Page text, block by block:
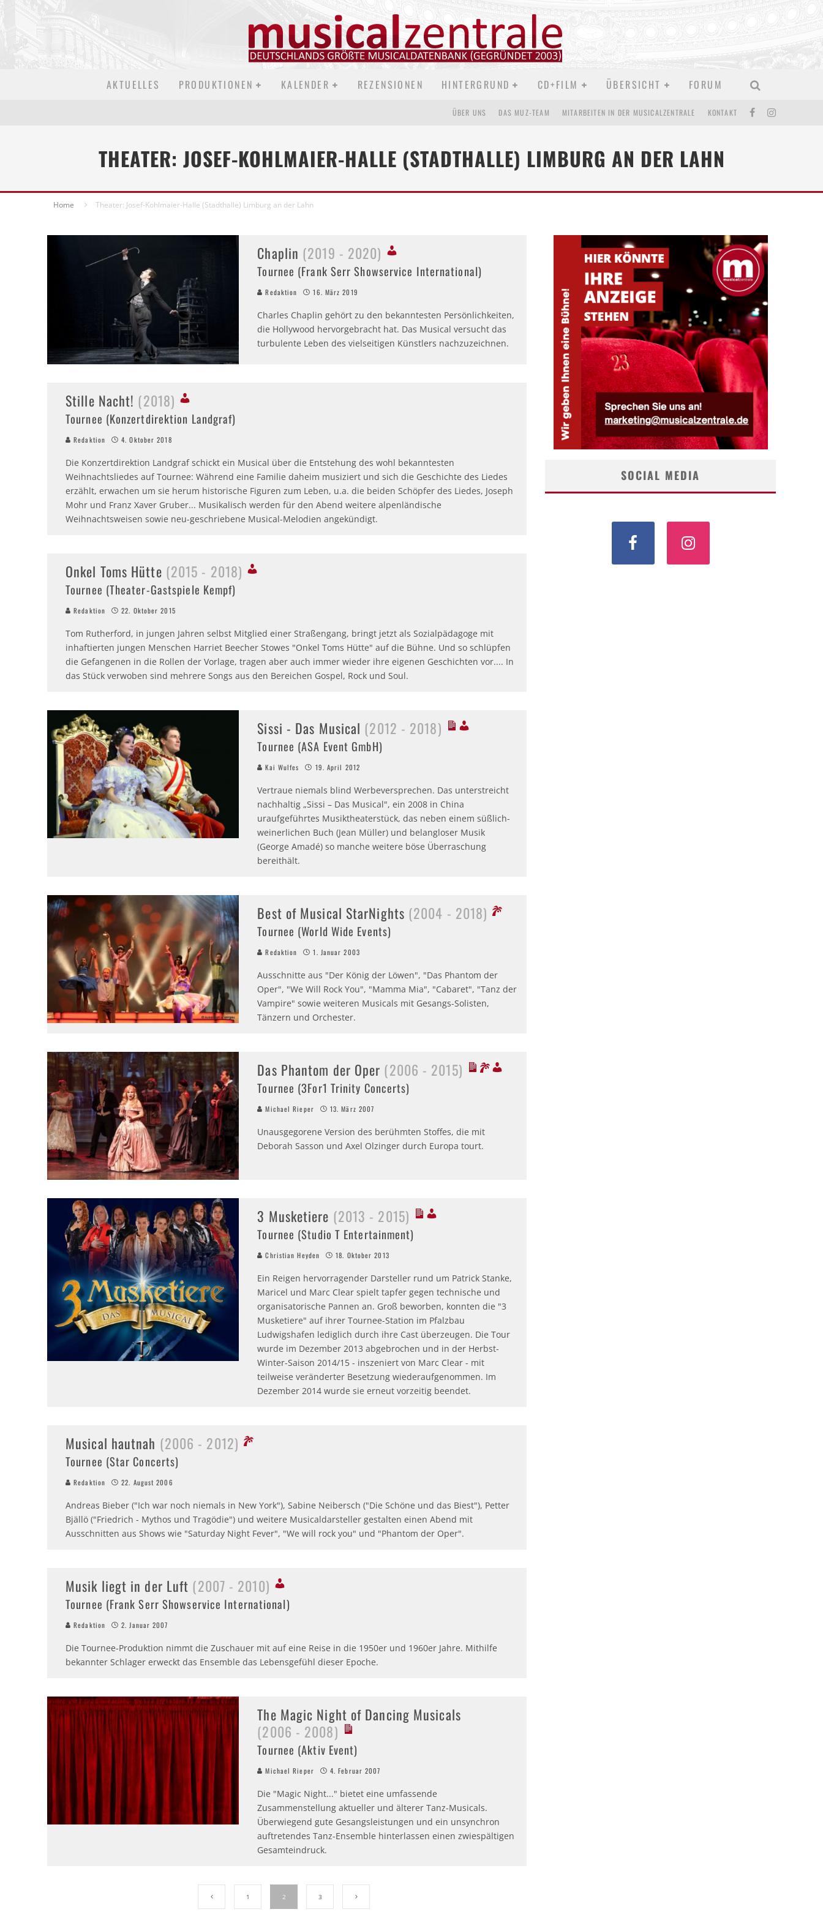
AKTUELLES PRODUKTIONEN KALENDER REZENSIONEN HINTERGRUND CD+FILM ÜBERSICHT FORUM
ÜBER UNS DAS MUZ-TEAM MITARBEITEN IN DER MUSICALZENTRALE KONTAKT
THEATER: JOSEF-KOHLMAIER-HALLE (STADTHALLE) LIMBURG AN DER LAHN
Home Theater: Josef-Kohlmaier-Halle (Stadthalle) Limburg an der Lahn
Chaplin (2019 - 2020)
Tournee (Frank Serr Showservice International)
Redaktion 16. März 2019
Charles Chaplin gehört zu den bekanntesten Persönlichkeiten,
die Hollywood hervorgebracht hat. Das Musical versucht das
turbulente Leben des vielseitigen Künstlers nachzuzeichnen.
Stille Nacht! (2018)
Tournee (Konzertdirektion Landgraf)
Redaktion 4. Oktober 2018
Die Konzertdirektion Landgraf schickt ein Musical über die Entstehung des wohl bekanntesten
Weihnachtsliedes auf Tournee: Während eine Familie daheim musiziert und sich die Geschichte des Liedes
erzählt, erwachen um sie herum historische Figuren zum Leben, u.a. die beiden Schöpfer des Liedes, Joseph
Mohr und Franz Xaver Gruber... Musikalisch werden für den Abend weitere alpenländische
Weihnachtsweisen sowie neu-geschriebene Musical-Melodien angekündigt.
Onkel Toms Hütte (2015 - 2018)
Tournee (Theater-Gastspiele Kempf)
Redaktion 22. Oktober 2015
Tom Rutherford, in jungen Jahren selbst Mitglied einer Straßengang, bringt jetzt als Sozialpädagoge mit
inhaftierten jungen Menschen Harriet Beecher Stowes "Onkel Toms Hütte" auf die Bühne. Und so schlüpfen
die Gefangenen in die Rollen der Vorlage, tragen aber auch immer wieder ihre eigenen Geschichten vor.... In
das Stück verwoben sind mehrere Songs aus den Bereichen Gospel, Rock und Soul.
Sissi - Das Musical (2012 - 2018)
Tournee (ASA Event GmbH)
Kai Wulfes 19. April 2012
Vertraue niemals blind Werbeversprechen. Das unterstreicht
nachhaltig „Sissi – Das Musical", ein 2008 in China
uraufgeführtes Musiktheaterstück, das neben einem süßlich-
weinerlichen Buch (Jean Müller) und belangloser Musik
(George Amadé) so manche weitere böse Überraschung
bereithält.
Best of Musical StarNights (2004 - 2018)
Tournee (World Wide Events)
Redaktion 1. Januar 2003
Ausschnitte aus "Der König der Löwen", "Das Phantom der
Oper", "We Will Rock You", "Mamma Mia", "Cabaret", "Tanz der
Vampire" sowie weiteren Musicals mit Gesangs-Solisten,
Tänzern und Orchester.
Das Phantom der Oper (2006 - 2015)
Tournee (3For1 Trinity Concerts)
Michael Rieper 13. März 2007
Unausgegorene Version des berühmten Stoffes, die mit
Deborah Sasson und Axel Olzinger durch Europa tourt.
3 Musketiere (2013 - 2015)
Tournee (Studio T Entertainment)
Christian Heyden 18. Oktober 2013
Ein Reigen hervorragender Darsteller rund um Patrick Stanke,
Maricel und Marc Clear spielt tapfer gegen technische und
organisatorische Pannen an. Groß beworben, konnten die "3
Musketiere" auf ihrer Tournee-Station im Pfalzbau
Ludwigshafen lediglich durch ihre Cast überzeugen. Die Tour
wurde im Dezember 2013 abgebrochen und in der Herbst-
Winter-Saison 2014/15 - inszeniert von Marc Clear - mit
teilweise veränderter Besetzung wiederaufgenommen. Im
Dezember 2014 wurde sie erneut vorzeitig beendet.
Musical hautnah (2006 - 2012)
Tournee (Star Concerts)
Redaktion 22. August 2006
Andreas Bieber ("Ich war noch niemals in New York"), Sabine Neibersch ("Die Schöne und das Biest"), Petter
Bjällö ("Friedrich - Mythos und Tragödie") und weitere Musicaldarsteller gestalten einen Abend mit
Ausschnitten aus Shows wie "Saturday Night Fever", "We will rock you" und "Phantom der Oper".
Musik liegt in der Luft (2007 - 2010)
Tournee (Frank Serr Showservice International)
Redaktion 2. Januar 2007
Die Tournee-Produktion nimmt die Zuschauer mit auf eine Reise in die 1950er und 1960er Jahre. Mithilfe
bekannter Schlager erweckt das Ensemble das Lebensgefühl dieser Epoche.
The Magic Night of Dancing Musicals
(2006 - 2008)
Tournee (Aktiv Event)
Michael Rieper 4. Februar 2007
Die "Magic Night..." bietet eine umfassende
Zusammenstellung aktueller und älterer Tanz-Musicals.
Überwiegend gute Gesangsleistungen und ein unsynchron
auftretendes Tanz-Ensemble hinterlassen einen zwiespältigen
Gesamteindruck.
1 2 3
SOCIAL MEDIA